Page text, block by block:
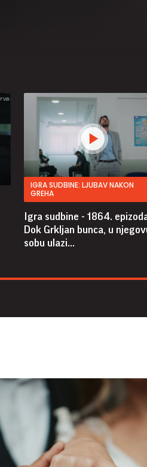
IGRA SUDBINE: LJUBAV NAKON
GREHA
Igra sudbine - 1864.
Dok Grkljan bunca, u
sobu ulazi...